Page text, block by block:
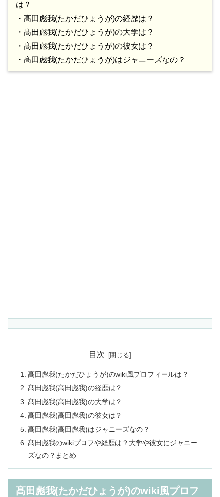
は？
・髙田彪我(たかだひょうが)の経歴は？
・髙田彪我(たかだひょうが)の大学は？
・髙田彪我(たかだひょうが)の彼女は？
・髙田彪我(たかだひょうが)はジャニーズなの？
目次
髙田彪我(たかだひょうが)のwiki風プロフィールは？
髙田彪我(高田彪我)の経歴は？
髙田彪我(高田彪我)の大学は？
髙田彪我(高田彪我)の彼女は？
髙田彪我(高田彪我)はジャニーズなの？
髙田彪我のwikiプロフや経歴は？大学や彼女にジャニー
ズなの？まとめ
髙田彪我(たかだひょうが)のwiki風プロフ